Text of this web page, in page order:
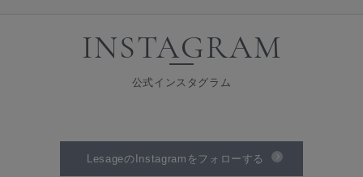
INSTAGRAM
公式インスタグラム
LesageのInstagramをフォローする